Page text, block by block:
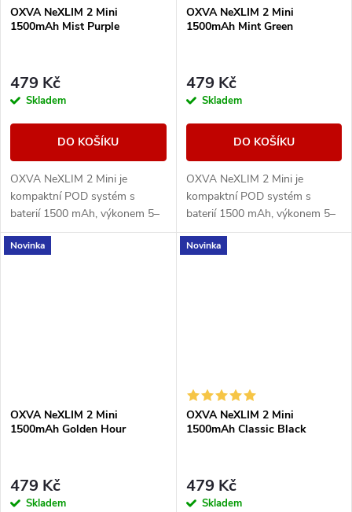
OXVA NeXLIM 2 Mini
1500mAh Mist Purple
479 Kč
Skladem
DO KOŠÍKU
OXVA NeXLIM 2 Mini je
kompaktní POD systém s
baterií 1500 mAh, výkonem 5–
30 W, rychlým nabíjením USB-
C 5V/2A a cartridgí UNITECH
OXVA NeXLIM 2 Mini
1500mAh Mint Green
479 Kč
Skladem
DO KOŠÍKU
OXVA NeXLIM 2 Mini je
kompaktní POD systém s
baterií 1500 mAh, výkonem 5–
30 W, rychlým nabíjením USB-
C 5V/2A a cartridgí UNITECH
Novinka
OXVA NeXLIM 2 Mini
1500mAh Golden Hour
479 Kč
Skladem
Novinka
OXVA NeXLIM 2 Mini
1500mAh Classic Black
479 Kč
Skladem